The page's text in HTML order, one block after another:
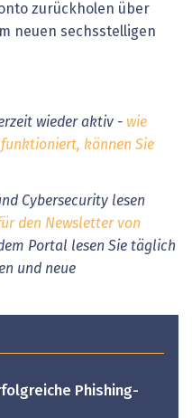
zurückholen über
neuen sechsstelligen
wieder aktiv - wie
können Sie
Cybersecurity lesen
den Newsletter von
Portal lesen Sie täglich
und neue
Phishing-